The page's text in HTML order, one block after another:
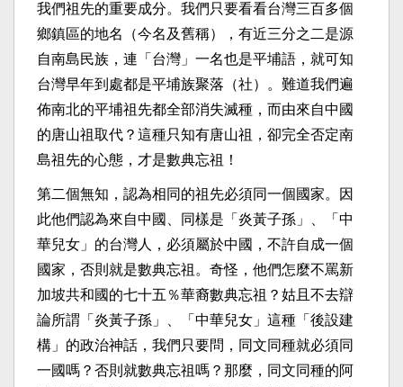
我們祖先的重要成分。我們只要看看台灣三百多個
鄉鎮區的地名（今名及舊稱），有近三分之二是源
自南島民族，連「台灣」一名也是平埔語，就可知
台灣早年到處都是平埔族聚落（社）。難道我們遍
佈南北的平埔祖先都全部消失滅種，而由來自中國
的唐山祖取代？這種只知有唐山祖，卻完全否定南
島祖先的心態，才是數典忘祖！
第二個無知，認為相同的祖先必須同一個國家。因
此他們認為來自中國、同樣是「炎黃子孫」、「中
華兒女」的台灣人，必須屬於中國，不許自成一個
國家，否則就是數典忘祖。奇怪，他們怎麼不罵新
加坡共和國的七十五％華裔數典忘祖？姑且不去辯
論所謂「炎黃子孫」、「中華兒女」這種「後設建
構」的政治神話，我們只要問，同文同種就必須同
一國嗎？否則就數典忘祖嗎？那麼，同文同種的阿